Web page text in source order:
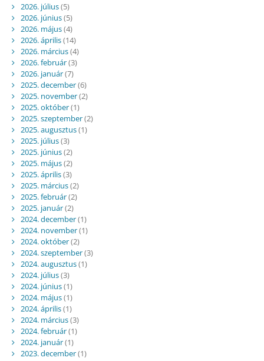
2026. július(5)
2026. június(5)
2026. május(4)
2026. április(14)
2026. március(4)
2026. február(3)
2026. január(7)
2025. december(6)
2025. november(2)
2025. október(1)
2025. szeptember(2)
2025. augusztus(1)
2025. július(3)
2025. június(2)
2025. május(2)
2025. április(3)
2025. március(2)
2025. február(2)
2025. január(2)
2024. december(1)
2024. november(1)
2024. október(2)
2024. szeptember(3)
2024. augusztus(1)
2024. július(3)
2024. június(1)
2024. május(1)
2024. április(1)
2024. március(3)
2024. február(1)
2024. január(1)
2023. december(1)